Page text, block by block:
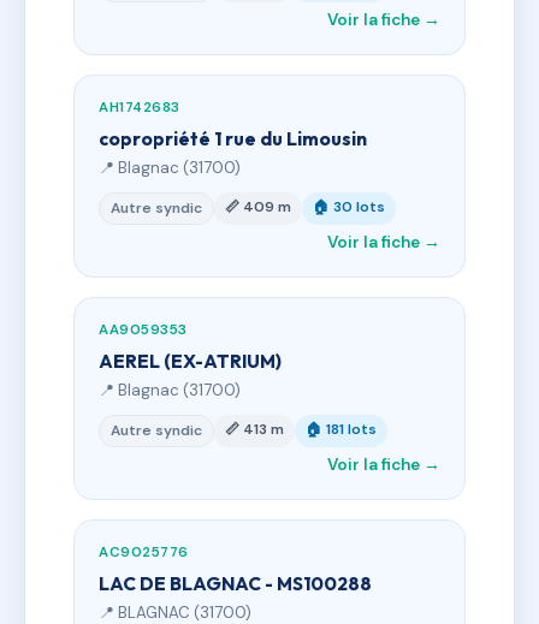
Voir la fiche →
AH1742683
copropriété 1 rue du Limousin
📍 Blagnac (31700)
Autre syndic 📏 409 m 🏠 30 lots
Voir la fiche →
AA9059353
AEREL (EX-ATRIUM)
📍 Blagnac (31700)
Autre syndic 📏 413 m 🏠 181 lots
Voir la fiche →
AC9025776
LAC DE BLAGNAC - MS100288
📍 BLAGNAC (31700)